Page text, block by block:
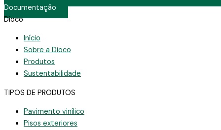
Documentação
Dioco
Início
Sobre a Dioco
Produtos
Sustentabilidade
TIPOS DE PRODUTOS
Pavimento vinílico
Pisos exteriores